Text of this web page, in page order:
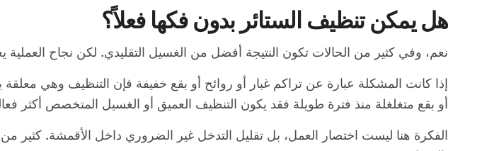
هل يمكن تنظيف الستائر بدون فكها فعلاً؟
نعم، وفي كثير من الحالات تكون النتيجة أفضل من الغسيل التقليدي. لكن نجاح
إذا كانت المشكلة عبارة عن تراكم غبار أو روائح أو بقع خفيفة فإن التنظيف وهي
أو بقع متغلغلة منذ فترة طويلة فقد يكون التنظيف العميق أو الغسيل المتخصص أكثر
الفكرة هنا ليست اختصار العمل، بل تقليل التدخل غير الضروري داخل الأقمشة. كثير